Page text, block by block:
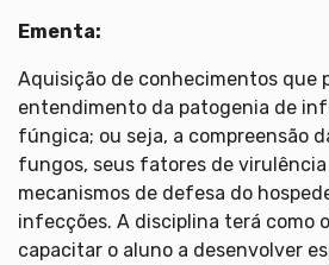
Ementa:
Aquisição de conhecimentos que
entendimento da patogenia de
fúngica; ou seja, a compreensão
fungos, seus fatores de
mecanismos de defesa do
infecções. A disciplina terá como
capacitar o aluno a desenvolver